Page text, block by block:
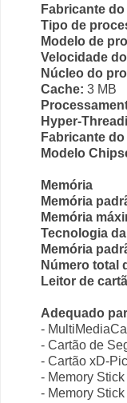
Fabricante
Tipo de
Modelo de
Velocidade
Núcleo do
Cache: 3 MB
Hyper-
Fabricante
Modelo
Memória
Memória
Memória
Tecnologia
Memória
Número total
Leitor de
Adequado
-
- Cartão de
- Cartão xD-
- Memory Stick
- Memory